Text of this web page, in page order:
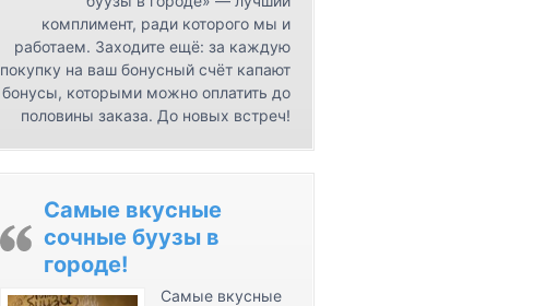
а
к
т
ы
комплимент, ради которого мы и
работаем. Заходите ещё: за каждую
покупку на ваш бонусный счёт капают
бонусы, которыми можно оплатить до
половины заказа. До новых встреч!
Самые вкусные
сочные буузы в
городе!
Самые вкусные